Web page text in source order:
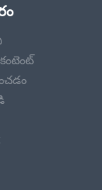
కంటెంట్